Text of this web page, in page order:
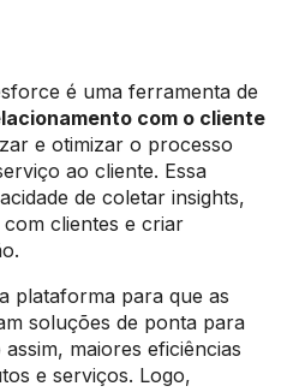
é uma ferramenta de
com o cliente
e otimizar o processo
ao cliente. Essa
de coletar insights,
clientes e criar
plataforma para que as
soluções de ponta para
maiores eficiências
e serviços. Logo,